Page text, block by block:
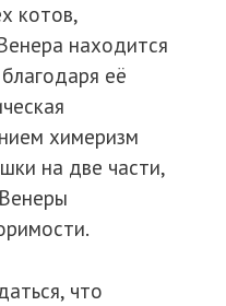
котов,
находится
её
химеризм
на две части,
что